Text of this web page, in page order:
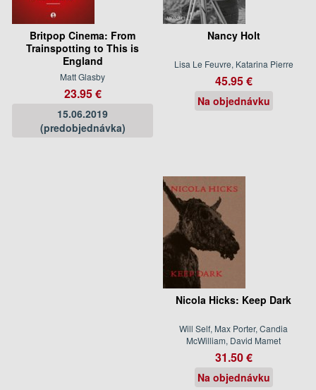
Britpop Cinema: From
Trainspotting to This is
England
Matt Glasby
23.95 €
15.06.2019
(predobjednávka)
Nancy Holt
Lisa Le Feuvre, Katarina Pierre
45.95 €
Na objednávku
Nicola Hicks: Keep Dark
Will Self, Max Porter, Candia
McWilliam, David Mamet
31.50 €
Na objednávku